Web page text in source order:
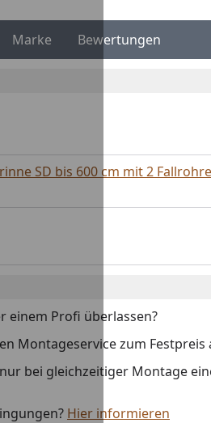
Marke Bewertungen
SD bis 600 cm mit 2
einem Profi überlassen?
Montageservice zum
bei gleichzeitiger Montage
Hier informieren